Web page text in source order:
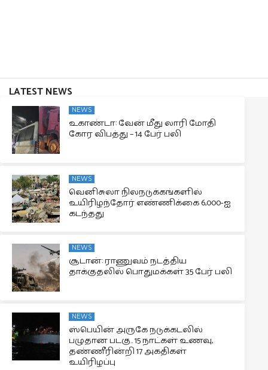
LATEST NEWS
NEWS
உகாண்டா: வேன் மீது லாரி மோதி
கோர விபத்து – 14 பேர் பலி
NEWS
வெனிசுலா நிலநடுக்கங்களில்
உயிரிழந்தோர் எண்ணிக்கை 6,000-ஐ
கடந்தது
NEWS
சூடான்: ராணுவம் நடத்திய
தாக்குதலில் பொதுமக்கள் 35 பேர் பலி
NEWS
ஸ்பெயின் அருகே நடுக்கடலில்
பழுதான படகு.. 15 நாட்கள் உணவு,
தண்ணீரின்றி 17 அகதிகள்
உயிரிழப்பு